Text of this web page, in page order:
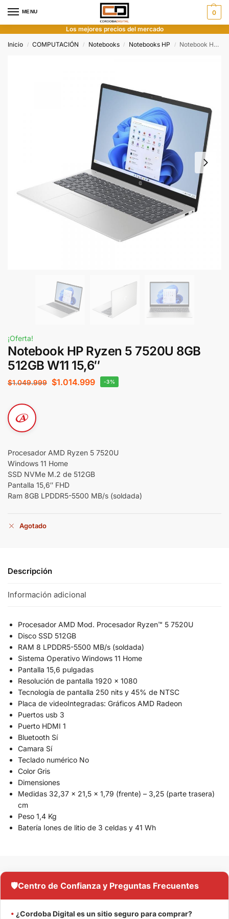
MENU 0
Los mejores precios del mercado
Inicio
/ COMPUTACIÓN / Notebooks / Notebooks HP / Notebook HP Ryzen 5 7520U 8GB 512GB W11 15,6″
¡Oferta!
Notebook HP Ryzen 5 7520U 8GB
512GB W11 15,6″
$1.049.999 $1.014.999 -3%
Procesador AMD Ryzen 5 7520U
Windows 11 Home
SSD NVMe M.2 de 512GB
Pantalla 15,6″ FHD
Ram 8GB LPDDR5-5500 MB/s (soldada)
Agotado
Descripción
Información adicional
Procesador AMD Mod. Procesador Ryzen™ 5 7520U
Disco SSD 512GB
RAM 8 LPDDR5-5500 MB/s (soldada)
Sistema Operativo Windows 11 Home
Pantalla 15,6 pulgadas
Resolución de pantalla 1920 x 1080
Tecnología de pantalla 250 nits y 45% de NTSC
Placa de videoIntegradas: Gráficos AMD Radeon
Puertos usb 3
Puerto HDMI 1
Bluetooth Sí
Camara Sí
Teclado numérico No
Color Gris
Dimensiones
Medidas 32,37 x 21,5 x 1,79 (frente) – 3,25 (parte trasera)
cm
Peso 1,4 Kg
Batería Iones de litio de 3 celdas y 41 Wh
🛡️Centro de Confianza y Preguntas Frecuentes
• ¿Cordoba Digital es un sitio seguro para comprar?